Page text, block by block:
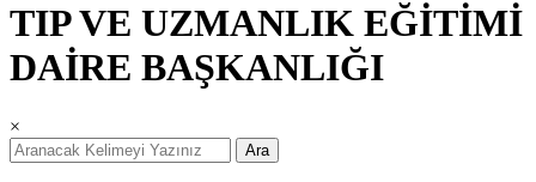
TIP VE UZMANLIK EĞİTİMİ
DAİRE BAŞKANLIĞI
×
Ara